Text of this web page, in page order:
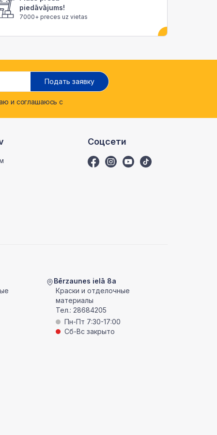
piedāvājums!
7000+ preces uz vietas
Подать заявку
и соглашаюсь с
Соцсети
Bērzaunes ielā 8a
Краски и отделочные
материалы
Тел.: 28684205
Пн-Пт 7:30-17:00
Сб-Вс закрыто